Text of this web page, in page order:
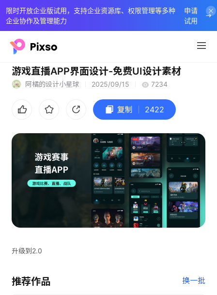
限时开放企业版试用，支持企业资源库、权限管理等多种
企业协作及管理能力
申请
试用
游戏直播APP界面设计-免费UI设计素材
阿橘的设计小星球 2025/09/15 7234
复制 2422
升级到2.0
推荐作品 换一批